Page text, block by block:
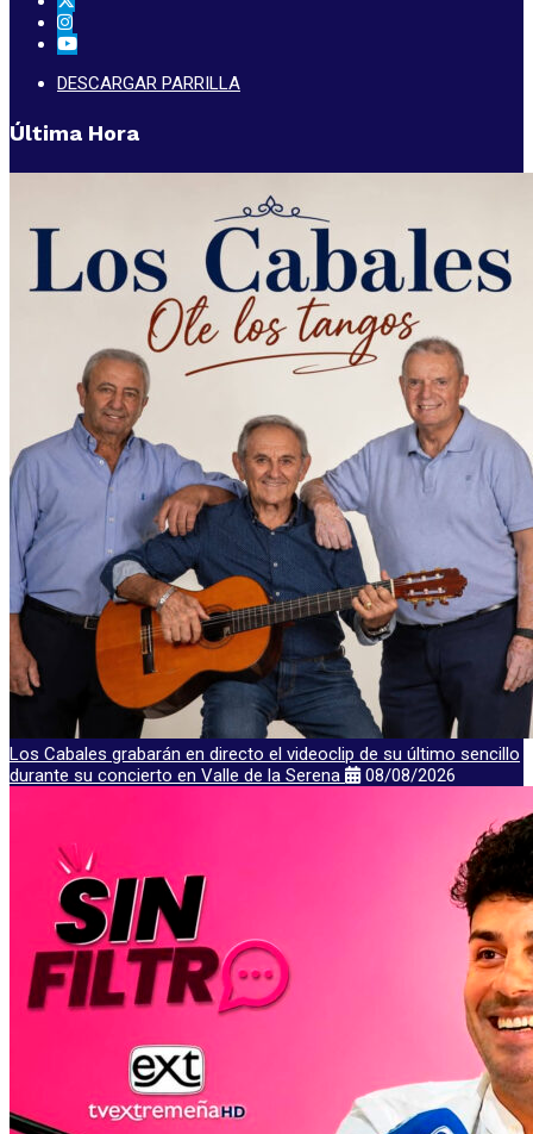
DESCARGAR PARRILLA
Última Hora
Los Cabales grabarán en directo el videoclip de su último sencillo
durante su concierto en Valle de la Serena
08/08/2026